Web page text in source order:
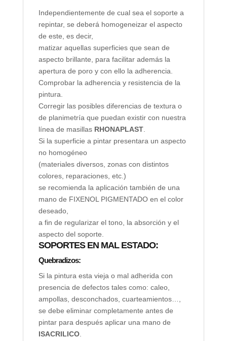
Independientemente de cual sea el soporte a
repintar, se deberá homogeneizar el aspecto
de este, es decir,
matizar aquellas superficies que sean de
aspecto brillante, para facilitar además la
apertura de poro y con ello la adherencia.
Comprobar la adherencia y resistencia de la
pintura.
Corregir las posibles diferencias de textura o
de planimetría que puedan existir con nuestra
línea de masillas RHONAPLAST.
Si la superficie a pintar presentara un aspecto
no homogéneo
(materiales diversos, zonas con distintos
colores, reparaciones, etc.)
se recomienda la aplicación también de una
mano de FIXENOL PIGMENTADO en el color
deseado,
a fin de regularizar el tono, la absorción y el
aspecto del soporte.
SOPORTES EN MAL ESTADO:
Quebradizos:
Si la pintura esta vieja o mal adherida con
presencia de defectos tales como: caleo,
ampollas, desconchados, cuarteamientos…,
se debe eliminar completamente antes de
pintar para después aplicar una mano de
ISACRILICO.